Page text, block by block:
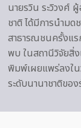
นายรวิน ระวิวงศ์
ชาติ ได้มีการนำม
สาธารณชนครั้งแร
พบ ในสถานีวิจัยสิ่
พิมพ์เผยแพร่ลงใน
ระดับนานาชาติขอ